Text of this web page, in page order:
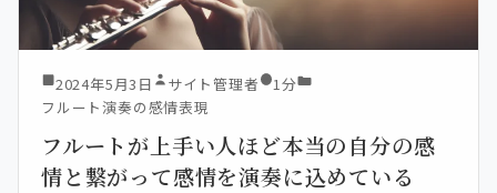
2024年5月3日 サイト管理者
1分
フルート演奏の感情表現
フルートが上手い人ほど本当の自分の感
情と繋がって感情を演奏に込めている